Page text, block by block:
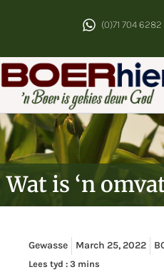
(0)71 704 6282
Wat is ‘n
Gewasse March 25, 2022
Lees tyd